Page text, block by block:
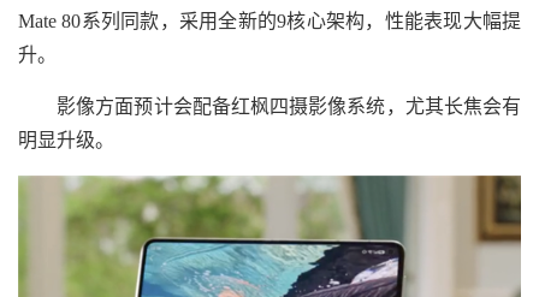
Mate 80系列同款，采用全新的9核心架构，性能表现大幅提
升。
影像方面预计会配备红枫四摄影像系统，尤其长焦会有
明显升级。